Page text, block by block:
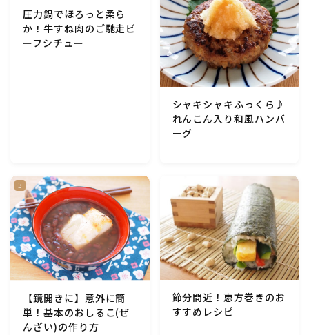
住・インテリア・小物・植物
圧力鍋でほろっと柔ら
か！牛すね肉のご馳走ビ
ーフシチュー
シャキシャキふっくら♪
れんこん入り和風ハンバ
ーグ
【鏡開きに】意外に簡
単！基本のおしるこ(ぜ
んざい)の作り方
節分間近！恵方巻きのお
すすめレシピ